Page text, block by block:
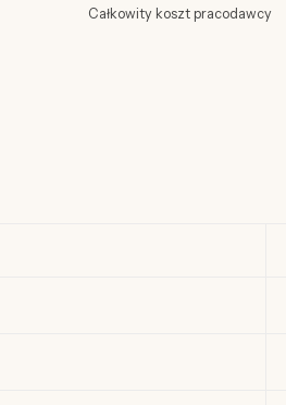
Całkowity koszt pracodawcy